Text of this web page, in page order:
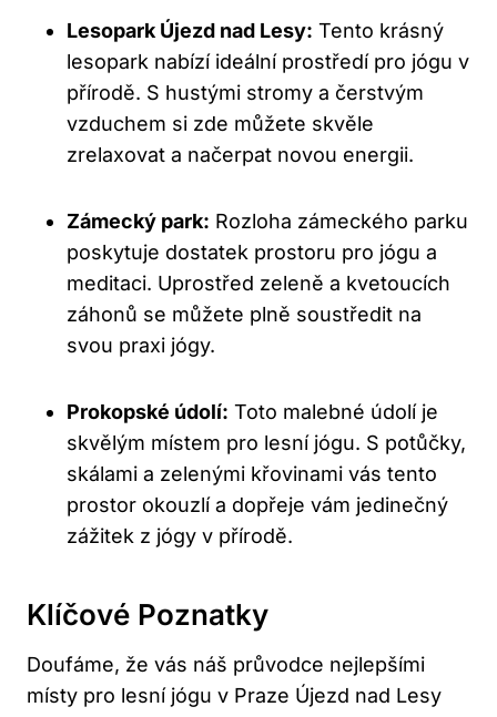
Lesopark Újezd nad Lesy: Tento krásný
lesopark nabízí ideální prostředí pro jógu v
přírodě. S hustými stromy a čerstvým
vzduchem si zde můžete skvěle
zrelaxovat a načerpat novou energii.
Zámecký park: Rozloha zámeckého parku
poskytuje dostatek prostoru pro jógu a
meditaci. Uprostřed zeleně a kvetoucích
záhonů se můžete plně soustředit na
svou praxi jógy.
Prokopské údolí: Toto malebné údolí je
skvělým místem pro lesní jógu. S potůčky,
skálami a zelenými křovinami vás tento
prostor okouzlí a dopřeje vám jedinečný
zážitek z jógy v přírodě.
Klíčové Poznatky
Doufáme, že vás náš průvodce nejlepšími
místy pro lesní jógu v Praze Újezd nad Lesy